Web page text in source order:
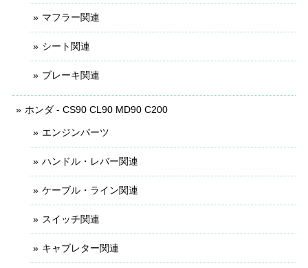
マフラー関連
シート関連
ブレーキ関連
ホンダ - CS90 CL90 MD90 C200
エンジンパーツ
ハンドル・レバー関連
ケーブル・ライン関連
スイッチ関連
キャブレター関連